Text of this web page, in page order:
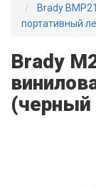
Brady
портативный
Brady
(черный